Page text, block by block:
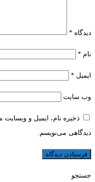
دیدگاه *
نام *
ایمیل *
وب‌ سایت
ذخیره نام، ایمیل و
دیدگاهی می‌نویسم.
جستجو